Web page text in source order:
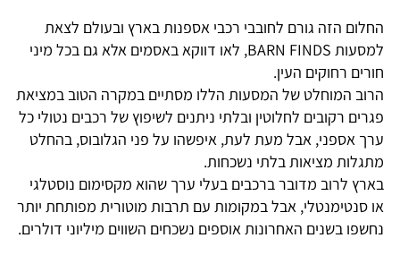
החלום הזה גורם לחובבי רכבי אספנות בארץ ובעולם לצאת
למסעות BARN FINDS, לאו דווקא באסמים אלא גם בכל מיני
חורים רחוקים העין.
הרוב המוחלט של המסעות הללו מסתיים במקרה הטוב במציאת
פגרים רקובים לחלוטין ובלתי ניתנים לשיפוץ של רכבים נטולי כל
ערך אספני, אבל מעת לעת, איפשהו על פני הגלובוס, בהחלט
מתגלות מציאות בלתי נשכחות.
בארץ לרוב מדובר ברכבים בעלי ערך שהוא מקסימום נוסטלגי
או סנטימנטלי, אבל במקומות עם תרבות מוטורית מפותחת יותר
נחשפו בשנים האחרונות אוספים נשכחים השווים מיליוני דולרים.